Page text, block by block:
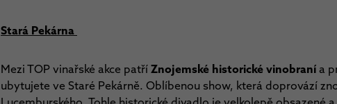
Stará Pekárna
Mezi TOP vinařské akce patříZnojemské historické vinobraní a
ubytujete ve Staré Pekárně. Oblíbenou show, která doprovází